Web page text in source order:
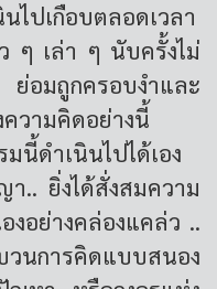
ไปเกือบตลอดเวลา
ๆ เล่า ๆ นับครั้งไม่
อมถูกครอบงำและ
วามคิดอย่างนี้
นี้ดำเนินไปได้เอง
.. ยิ่งได้สั่งสมความ
งอย่างคล่องแคล่ว ..
นการคิดแบบสนอง